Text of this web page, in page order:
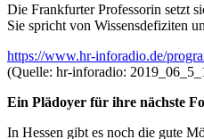
Die Frankfurter Professorin setzt
Sie spricht von Wissensdefiziten
https://www.hr-inforadio.de/
(Quelle: hr-inforadio:
Ein Plädoyer für ihre nächste
In Hessen gibt es noch die gute